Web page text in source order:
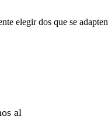
elegir dos que se adapten
al